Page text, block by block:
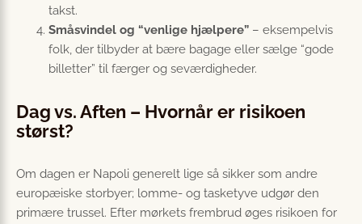
takst.
Småsvindel og “venlige hjælpere” – eksempelvis
folk, der tilbyder at bære bagage eller sælge “gode
billetter” til færger og seværdigheder.
Dag vs. Aften – Hvornår er risikoen
størst?
Om dagen er Napoli generelt lige så sikker som andre
europæiske storbyer; lomme- og tasketyve udgør den
primære trussel. Efter mørkets frembrud øges risikoen for